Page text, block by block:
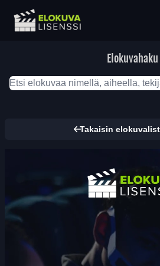
Elokuvahaku
Takaisin